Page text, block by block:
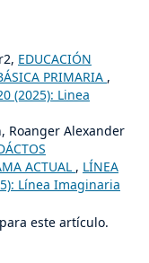
EDUCACIÓN
PRIMARIA ,
(2025): Linea
Roanger Alexander
ACTUAL , LÍNEA
Línea Imaginaria
este artículo.